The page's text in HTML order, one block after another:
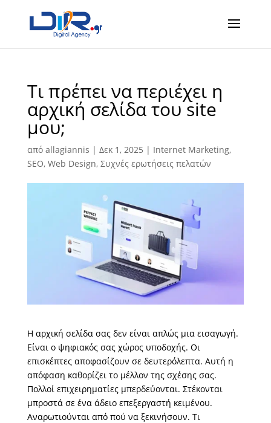
Τι πρέπει να περιέχει η
αρχική σελίδα του site
μου;
από allagiannis | Δεκ 1, 2025 | Internet Marketing,
SEO, Web Design, Συχνές ερωτήσεις πελατών
Η αρχική σελίδα σας δεν είναι απλώς μια εισαγωγή.
Είναι ο ψηφιακός σας χώρος υποδοχής. Οι
επισκέπτες αποφασίζουν σε δευτερόλεπτα. Αυτή η
απόφαση καθορίζει το μέλλον της σχέσης σας.
Πολλοί επιχειρηματίες μπερδεύονται. Στέκονται
μπροστά σε ένα άδειο επεξεργαστή κειμένου.
Αναρωτιούνται από πού να ξεκινήσουν. Τι